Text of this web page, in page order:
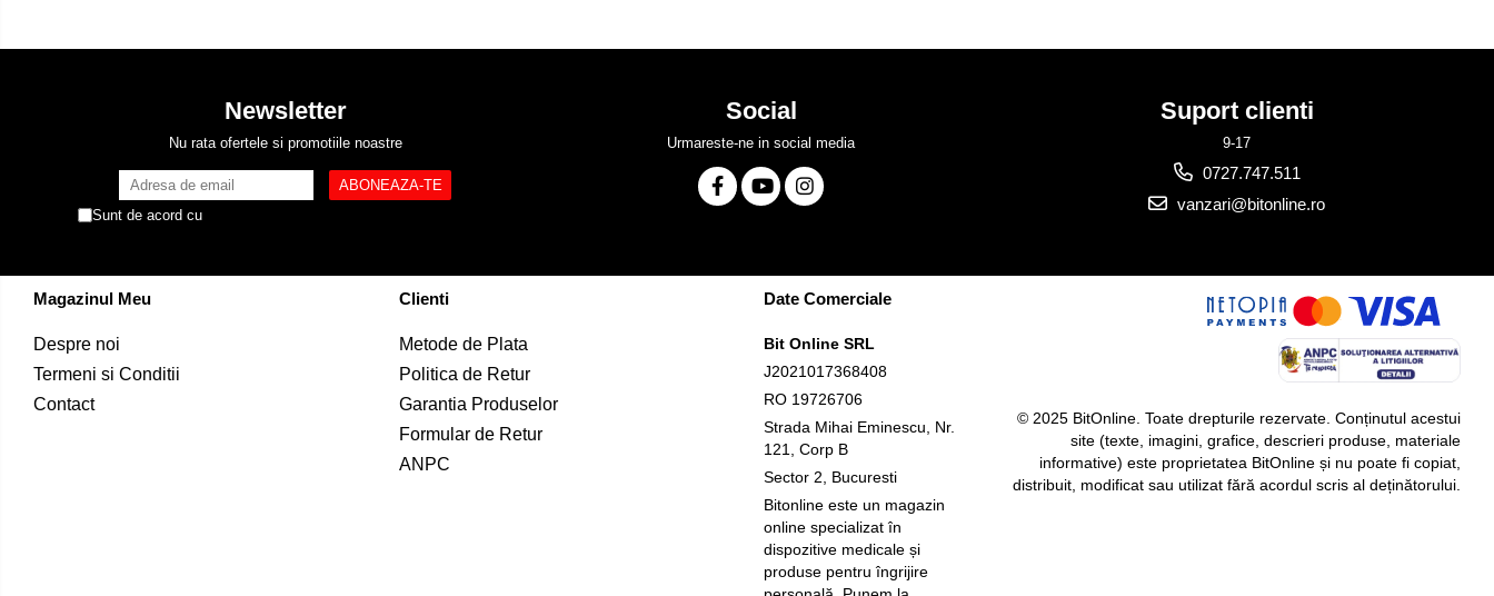
Newsletter
Nu rata ofertele si promotiile noastre
Sunt de acord cu
Social
Urmareste-ne in social media
Suport clienti
9-17
0727.747.511
vanzari@bitonline.ro
Magazinul Meu
Despre noi
Termeni si Conditii
Contact
Clienti
Metode de Plata
Politica de Retur
Garantia Produselor
Formular de Retur
ANPC
Date Comerciale
Bit Online SRL
J2021017368408
RO 19726706
Strada Mihai Eminescu, Nr.
121, Corp B
Sector 2, Bucuresti
Bitonline este un magazin
online specializat în
dispozitive medicale și
produse pentru îngrijire
© 2025 BitOnline. Toate drepturile rezervate. Conținutul acestui
site (texte, imagini, grafice, descrieri produse, materiale
informative) este proprietatea BitOnline și nu poate fi copiat,
distribuit, modificat sau utilizat fără acordul scris al deținătorului.